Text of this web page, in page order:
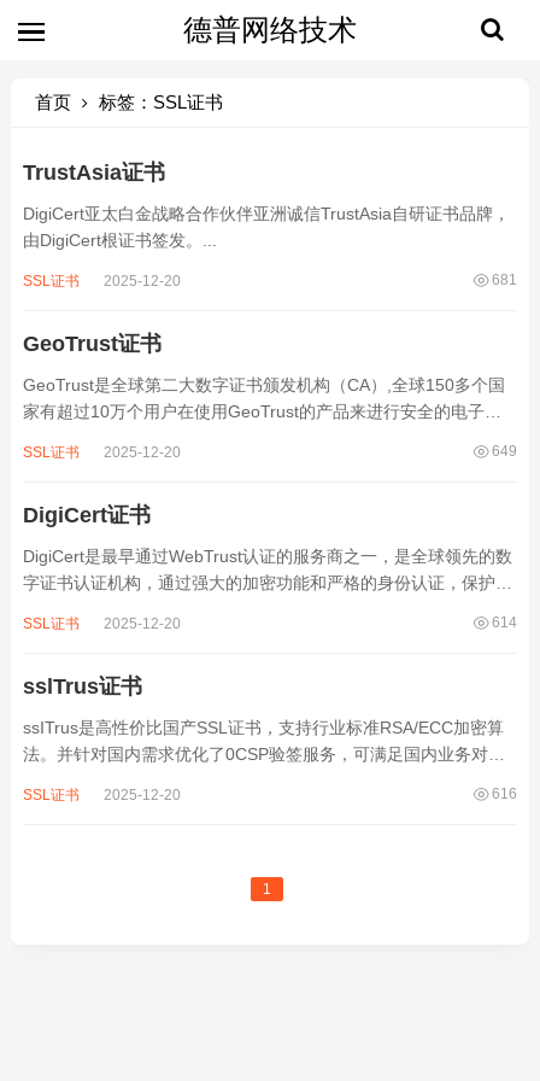
德普网络技术
首页 标签：SSL证书
TrustAsia证书
DigiCert亚太白金战略合作伙伴亚洲诚信TrustAsia自研证书品牌，
由DigiCert根证书签发。...
681
SSL证书 2025-12-20
GeoTrust证书
GeoTrust是全球第二大数字证书颁发机构（CA）,全球150多个国
家有超过10万个用户在使用GeoTrust的产品来进行安全的电子交
649
SSL证书 2025-12-20
DigiCert证书
DigiCert是最早通过WebTrust认证的服务商之一，是全球领先的数
字证书认证机构，通过强大的加密功能和严格的身份认证，保护着
614
SSL证书 2025-12-20
sslTrus证书
ssITrus是高性价比国产SSL证书，支持行业标准RSA/ECC加密算
法。并针对国内需求优化了0CSP验签服务，可满足国内业务对
616
SSL证书 2025-12-20
1